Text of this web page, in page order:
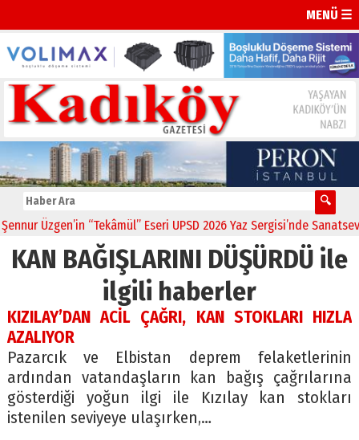
MENÜ ☰
Üzgen’in “Tekâmül” Eseri UPSD 2026 Yaz Sergisi’nde
KAN BAĞIŞLARINI DÜŞÜRDÜ ile
ilgili haberler
KIZILAY’DAN ACİL ÇAĞRI, KAN STOKLARI HIZLA
AZALIYOR
Pazarcık ve Elbistan deprem felaketlerinin
ardından vatandaşların kan bağış çağrılarına
gösterdiği yoğun ilgi ile Kızılay kan stokları
istenilen seviyeye ulaşırken,…